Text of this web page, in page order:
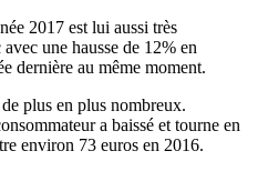
2017 est lui aussi très
une hausse de 12% en
dernière au même moment.
plus en plus nombreux.
a baissé et tourne en
environ 73 euros en 2016.